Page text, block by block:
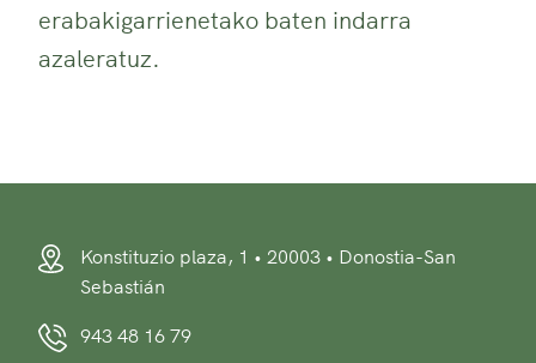
erabakigarrienetako baten indarra
azaleratuz.
Konstituzio plaza, 1 • 20003 • Donostia-San
Sebastián
943 48 16 79